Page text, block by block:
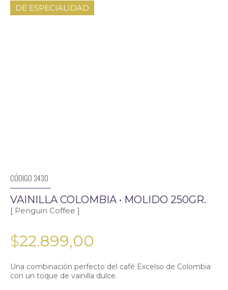
DE ESPECIALIDAD
CÓDIGO 3430
VAINILLA COLOMBIA • MOLIDO 250GR.
[ Penguin Coffee ]
$22.899,00
Una combinación perfecto del café Excelso de Colombia
con un toque de vainilla dulce.